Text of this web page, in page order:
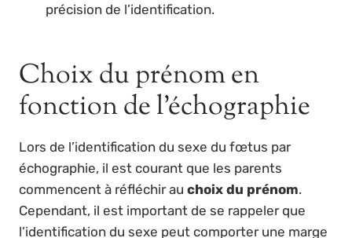
précision de l’identification.
Choix du prénom en
fonction de l’échographie
Lors de l’identification du sexe du fœtus par
échographie, il est courant que les parents
commencent à réfléchir au choix du prénom.
Cependant, il est important de se rappeler que
l’identification du sexe peut comporter une marge